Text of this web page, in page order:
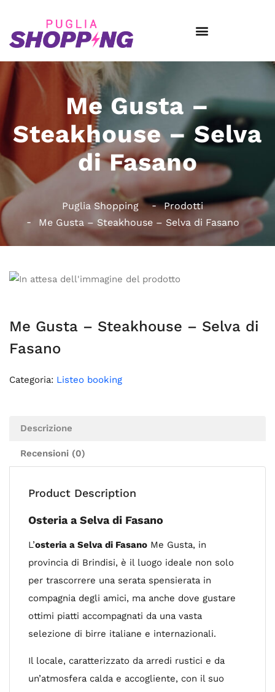
Me Gusta –
Steakhouse – Selva
di Fasano
Puglia Shopping
Prodotti
Me Gusta – Steakhouse – Selva di Fasano
Me Gusta – Steakhouse – Selva di
Fasano
Categoria: Listeo booking
Descrizione
Recensioni (0)
Product Description
Osteria a Selva di Fasano
L’osteria a Selva di Fasano Me Gusta, in
provincia di Brindisi, è il luogo ideale non solo
per trascorrere una serata spensierata in
compagnia degli amici, ma anche dove gustare
ottimi piatti accompagnati da una vasta
selezione di birre italiane e internazionali.
Il locale, caratterizzato da arredi rustici e da
un’atmosfera calda e accogliente, con il suo